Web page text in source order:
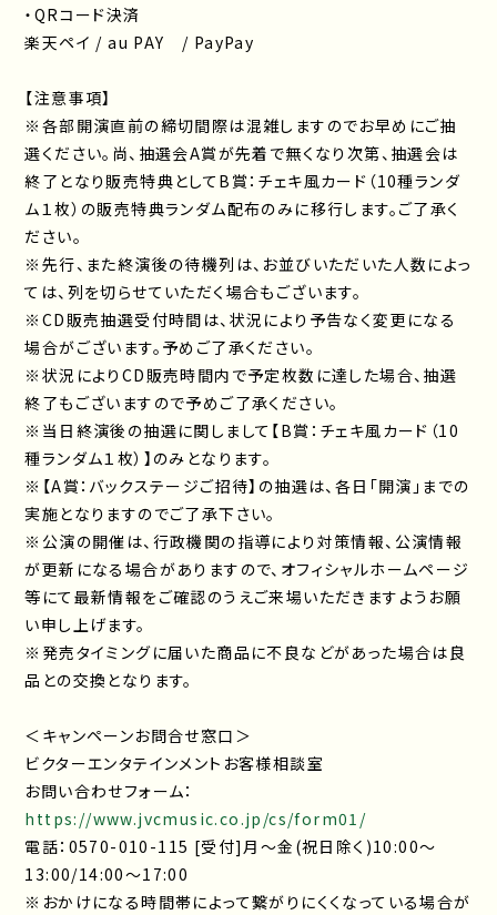
・QRコード決済
楽天ペイ / au PAY / PayPay
【注意事項】
※各部開演直前の締切間際は混雑しますのでお早めにご抽
選ください。尚、抽選会A賞が先着で無くなり次第、抽選会は
終了となり販売特典としてB賞：チェキ風カード（10種ランダ
ム１枚）の販売特典ランダム配布のみに移行します。ご了承く
ださい。
※先行、また終演後の待機列は、お並びいただいた人数によっ
ては、列を切らせていただく場合もございます。
※CD販売抽選受付時間は、状況により予告なく変更になる
場合がございます。予めご了承ください。
※状況によりCD販売時間内で予定枚数に達した場合、抽選
終了もございますので予めご了承ください。
※当日終演後の抽選に関しまして【B賞：チェキ風カード（10
種ランダム１枚）】のみとなります。
※【A賞：バックステージご招待】の抽選は、各日「開演」までの
実施となりますのでご了承下さい。
※公演の開催は、行政機関の指導により対策情報、公演情報
が更新になる場合がありますので、オフィシャルホームページ
等にて最新情報をご確認のうえご来場いただきますようお願
い申し上げます。
※発売タイミングに届いた商品に不良などがあった場合は良
品との交換となります。
＜キャンペーンお問合せ窓口＞
ビクターエンタテインメントお客様相談室
お問い合わせフォーム：
https://www.jvcmusic.co.jp/cs/form01/
電話：0570-010-115 [受付]月～金(祝日除く)10:00～
13:00/14:00～17:00
※おかけになる時間帯によって繋がりにくくなっている場合が